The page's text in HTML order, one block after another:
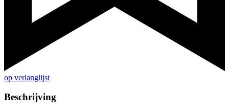
op verlanglijst
Beschrijving